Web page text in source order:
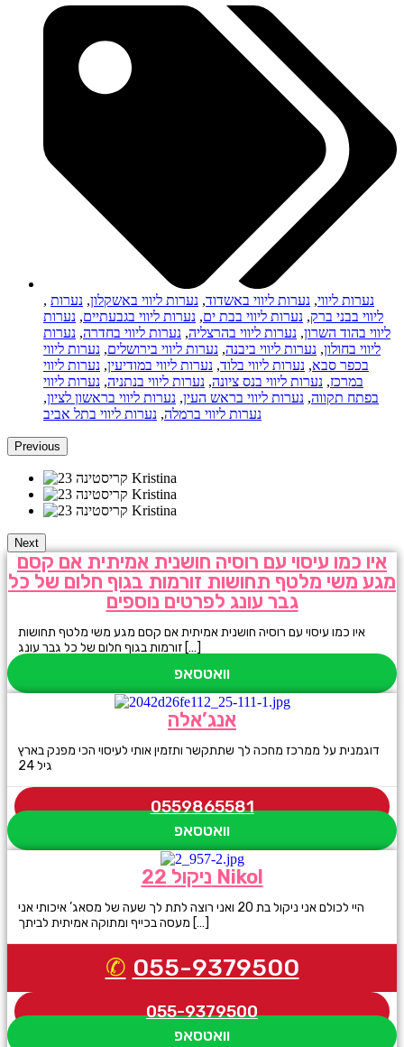
, נערות ליווי, נערות ליווי באשדוד, נערות ליווי באשקלון, נערות
ליווי בבני ברק, נערות ליווי בבת ים, נערות ליווי בגבעתיים, נערות
ליווי בהוד השרון, נערות ליווי בהרצליה, נערות ליווי בחדרה, נערות
ליווי בחולון, נערות ליווי ביבנה, נערות ליווי בירושלים, נערות ליווי
בכפר סבא, נערות ליווי בלוד, נערות ליווי במודיעין, נערות ליווי
במרכז, נערות ליווי בנס ציונה, נערות ליווי בנתניה, נערות ליווי
בפתח תקווה, נערות ליווי בראש העין, נערות ליווי בראשון לציון,
נערות ליווי ברמלה, נערות ליווי בתל אביב
Previous
Next
איו כמו עיסוי עם רוסיה חושנית אמיתית אם קסם
מגע משי מלטף תחושות זורמות בגוף חלום של כל
גבר עונג לפרטים נוספים
איו כמו עיסוי עם רוסיה חושנית אמיתית אם קסם מגע משי מלטף תחושות
זורמות בגוף חלום של כל גבר עונג […]
וואטסאפ
אנג’אלה
דוגמנית על ממרכז מחכה לך שתתקשר ותזמין אותי לעיסוי הכי מפנק בארץ
גיל 24
0559865581
וואטסאפ
ניקול 22 Nikol
היי לכולם אני ניקול בת 20 ואני רוצה לתת לך שעה של מסאג’ איכותי אני
מעסה בכייף ומתוקה אמיתית לביתך […]
055-9379500
055-9379500
וואטסאפ